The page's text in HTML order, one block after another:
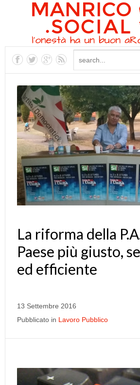
La riforma della
Paese più giusto,
ed efficiente
13 Settembre 2016
Pubblicato in Lavoro Pubblico